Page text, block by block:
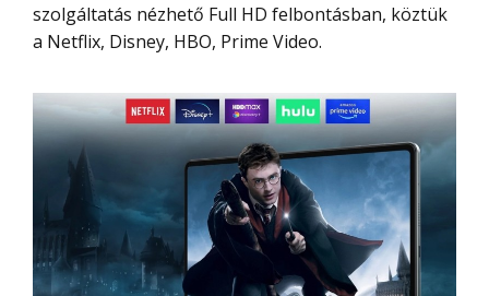
szolgáltatás nézhető Full HD felbontásban, köztük
a Netflix, Disney, HBO, Prime Video.